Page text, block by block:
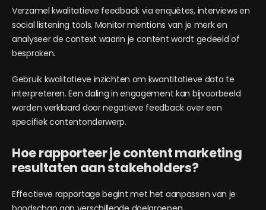
Verzamel kwalitatieve feedback via enquêtes, interviews en
social listening tools. Monitor mentions van je merk en
analyseer de context waarin je content wordt gedeeld of
besproken.
Gebruik kwalitatieve inzichten om kwantitatieve data te
interpreteren. Een daling in engagement kan bijvoorbeeld
worden verklaard door negatieve feedback over een
specifiek contentonderwerp.
Hoe rapporteer je content marketing
resultaten aan stakeholders?
Effectieve rapportage begint met het aanpassen van je